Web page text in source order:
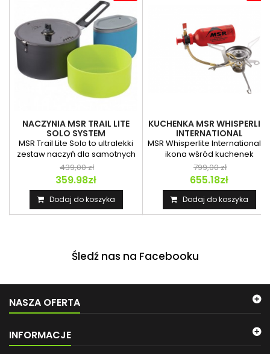
NACZYNIA MSR TRAIL LITE
SOLO SYSTEM
MSR Trail Lite Solo to ultralekki
zestaw naczyń dla samotnych
wędrowców i...
439,00 zł
359.98zł
Dodaj do koszyka
KUCHENKA MSR WHISPERLITE
INTERNATIONAL
MSR Whisperlite International to
ikona wśród kuchenek
outdoorowych, która od...
799,00 zł
655.18zł
Dodaj do koszyka
Śledź nas na Facebooku
NASZA OFERTA
INFORMACJE